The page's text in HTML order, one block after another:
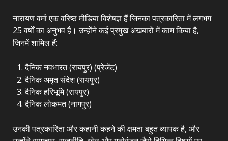
नारायण वर्मा एक वरिष्ठ मीडिया विशेषज्ञ हैं जिनका पत्रकारिता में लगभग
25 वर्षों का अनुभव है। उन्होंने कई प्रमुख अखबारों में काम किया है,
जिनमें शामिल हैं:
दैनिक नवभारत (रायपुर) (प्रेजेंट)
दैनिक अमृत संदेश (रायपुर)
दैनिक हरिभूमि (रायपुर)
दैनिक लोकमत (नागपुर)
उनकी पत्रकारिता और कहानी कहने की क्षमता बहुत व्यापक है, और